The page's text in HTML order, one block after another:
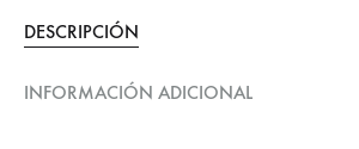
DESCRIPCIÓN
INFORMACIÓN ADICIONAL